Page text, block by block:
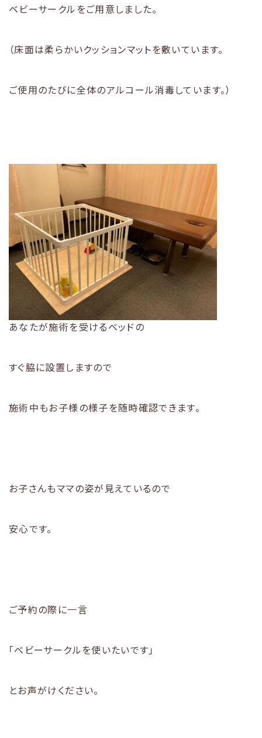
ベビーサークルをご用意しました。
（床面は柔らかいクッションマットを敷いています。
ご使用のたびに全体のアルコール消毒しています。）
あなたが施術を受けるベッドの
すぐ脇に設置しますので
施術中もお子様の様子を随時確認できます。
お子さんもママの姿が見えているので
安心です。
ご予約の際に一言
「ベビーサークルを使いたいです」
とお声がけください。